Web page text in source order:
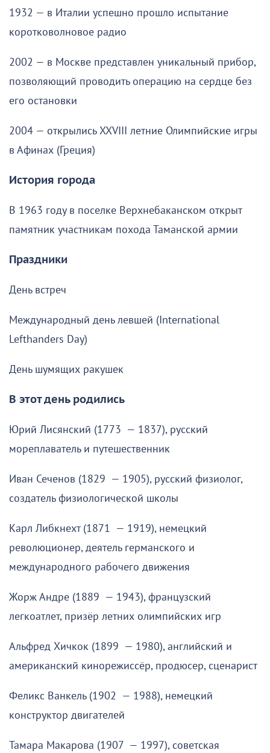
1932 — в Италии успешно прошло испытание
коротковолновое радио
2002 — в Москве представлен уникальный прибор,
позволяющий проводить операцию на сердце без
его остановки
2004 — открылись XXVIII летние Олимпийские игры
в Афинах (Греция)
История города
В 1963 году в поселке Верхнебаканском открыт
памятник участникам похода Таманской армии
Праздники
День встреч
Международный день левшей (International
Lefthanders Day)
День шумящих ракушек
В этот день родились
Юрий Лисянский (1773 — 1837), русский
мореплаватель и путешественник
Иван Сеченов (1829 — 1905), русский физиолог,
создатель физиологической школы
Карл Либкнехт (1871 — 1919), немецкий
революционер, деятель германского и
международного рабочего движения
Жорж Андре (1889 — 1943), французский
легкоатлет, призёр летних олимпийских игр
Альфред Хичкок (1899 — 1980), английский и
американский кинорежиссёр, продюсер, сценарист
Феликс Ванкель (1902 — 1988), немецкий
конструктор двигателей
Тамара Макарова (1907 — 1997), советская